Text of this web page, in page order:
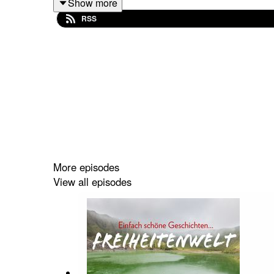
Was ist eigentlich der Unterschied, alleine, mit
führt es einen wahren Globetrotter und
RSS
More episodes
View all episodes